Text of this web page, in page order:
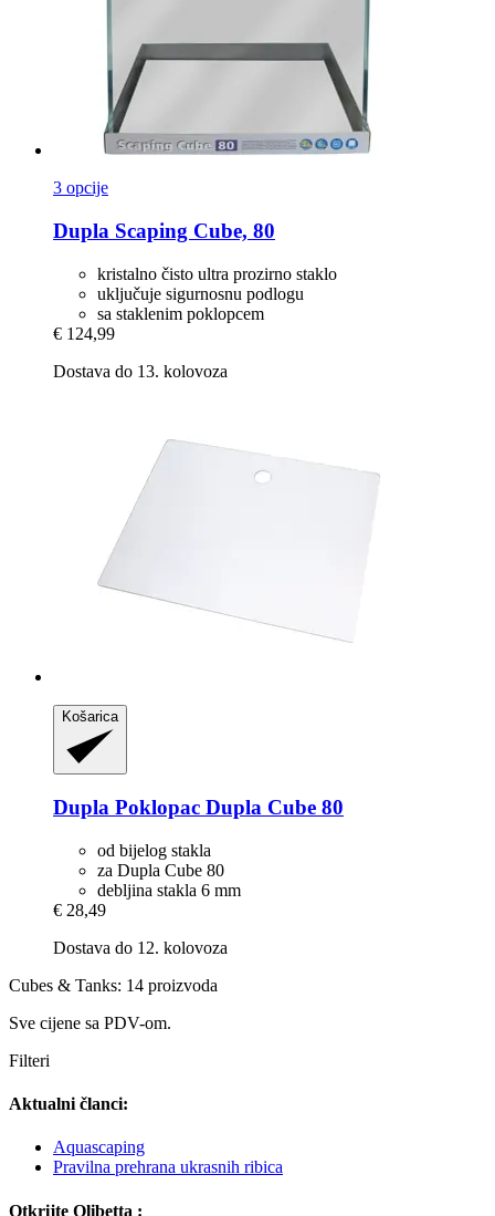
3 opcije
Dupla Scaping Cube, 80
kristalno čisto ultra prozirno staklo
uključuje sigurnosnu podlogu
sa staklenim poklopcem
€ 124,99
Dostava do 13. kolovoza
Košarica
Dupla Poklopac Dupla Cube 80
od bijelog stakla
za Dupla Cube 80
debljina stakla 6 mm
€ 28,49
Dostava do 12. kolovoza
Cubes & Tanks: 14 proizvoda
Sve cijene sa PDV-om.
Filteri
Aktualni članci:
Aquascaping
Pravilna prehrana ukrasnih ribica
Otkrijte Olibetta :